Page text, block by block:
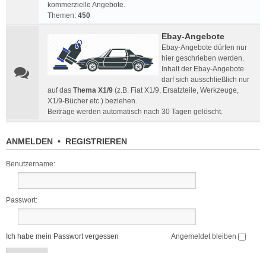
kommerzielle Angebote.
Themen: 450
Ebay-Angebote
Ebay-Angebote dürfen nur
hier geschrieben werden.
Inhalt der Ebay-Angebote
darf sich ausschließlich nur
auf das Thema X1/9 (z.B. Fiat X1/9, Ersatzteile, Werkzeuge,
X1/9-Bücher etc.) beziehen.
Beiträge werden automatisch nach 30 Tagen gelöscht.
ANMELDEN • REGISTRIEREN
Benutzername:
Passwort:
Ich habe mein Passwort vergessen Angemeldet bleiben